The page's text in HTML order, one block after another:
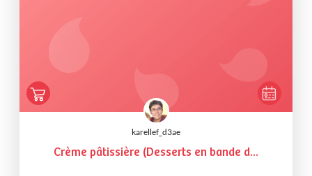
karellef_d3ae
Crème pâtissière (Desserts en bande d...